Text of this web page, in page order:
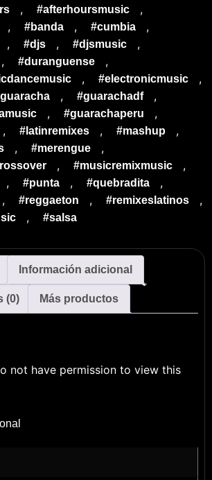
, #afterhoursmusic ,
, #banda , #cumbia ,
, #djs , #djsmusic ,
, #duranguense ,
, #electronicmusic ,
, #guarachadf ,
, #guarachaperu ,
, #latinremixes , #mashup ,
, #merengue ,
, #musicremixmusic ,
, #punta , #quebradita ,
, #reggaeton , #remixeslatinos ,
, #salsa
Información adicional
(0) Más productos
not have permission to view this